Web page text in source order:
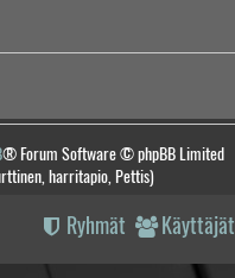
® Forum Software © phpBB Limited
harritapio, Pettis)
Käyttäjät
Ryhmät